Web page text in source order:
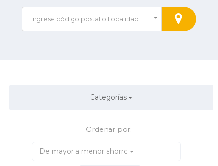
Ingrese código postal o Localidad
Categorías
Ordenar por:
De mayor a menor ahorro